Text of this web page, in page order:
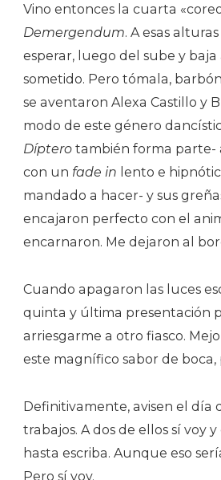
Vino entonces la cuarta
Demergendum. A esas
esperar, luego del sube y
sometido. Pero tómala,
se aventaron Alexa Castillo y
modo de este género
Díptero también forma parte-
con un fade in lento e
mandado a hacer- y sus
encajaron perfecto con el
encarnaron. Me dejaron al
Cuando apagaron las luces
quinta y última presentación
arriesgarme a otro fiasco.
este magnífico sabor de boca,
Definitivamente, avisen el día
trabajos. A dos de ellos sí voy
hasta escriba. Aunque eso
Pero sí voy.